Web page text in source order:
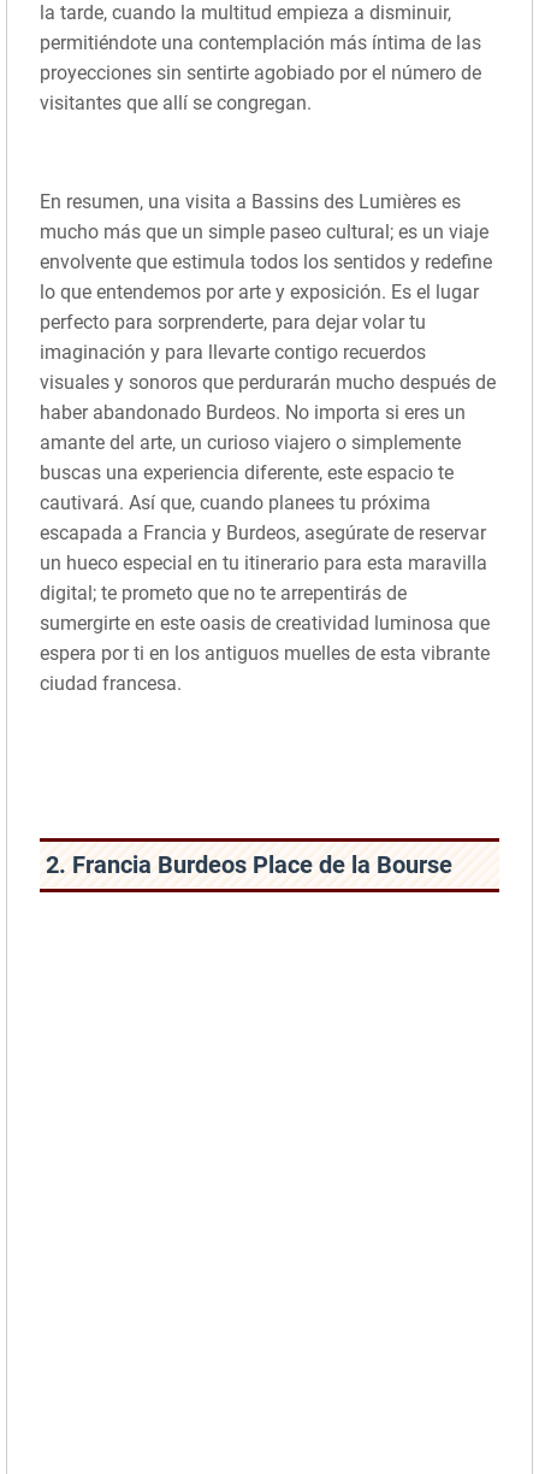
la tarde, cuando la multitud empieza a disminuir,
permitiéndote una contemplación más íntima de las
proyecciones sin sentirte agobiado por el número de
visitantes que allí se congregan.
En resumen, una visita a Bassins des Lumières es
mucho más que un simple paseo cultural; es un viaje
envolvente que estimula todos los sentidos y redefine
lo que entendemos por arte y exposición. Es el lugar
perfecto para sorprenderte, para dejar volar tu
imaginación y para llevarte contigo recuerdos
visuales y sonoros que perdurarán mucho después de
haber abandonado Burdeos. No importa si eres un
amante del arte, un curioso viajero o simplemente
buscas una experiencia diferente, este espacio te
cautivará. Así que, cuando planees tu próxima
escapada a Francia y Burdeos, asegúrate de reservar
un hueco especial en tu itinerario para esta maravilla
digital; te prometo que no te arrepentirás de
sumergirte en este oasis de creatividad luminosa que
espera por ti en los antiguos muelles de esta vibrante
ciudad francesa.
2. Francia Burdeos Place de la Bourse